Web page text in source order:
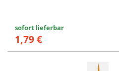
sofort lieferbar
1,79 €